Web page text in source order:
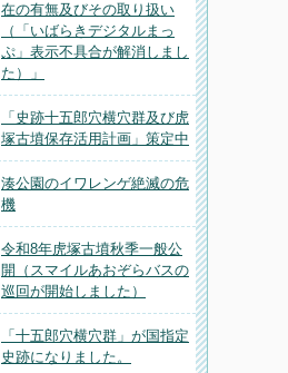
在の有無及びその取り扱い
（「いばらきデジタルまっ
ぷ」表示不具合が解消しまし
た）」
「史跡十五郎穴横穴群及び虎
塚古墳保存活用計画」策定中
湊公園のイワレンゲ絶滅の危
機
令和8年虎塚古墳秋季一般公
開（スマイルあおぞらバスの
巡回が開始しました）
「十五郎穴横穴群」が国指定
史跡になりました。